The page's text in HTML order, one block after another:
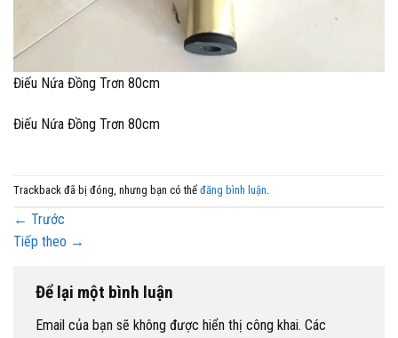
Điếu Nứa Đồng Trơn 80cm
Điếu Nứa Đồng Trơn 80cm
Trackback đã bị đóng, nhưng bạn có thể đăng bình luận.
← Trước
Tiếp theo →
Để lại một bình luận
Email của bạn sẽ không được hiển thị công khai. Các